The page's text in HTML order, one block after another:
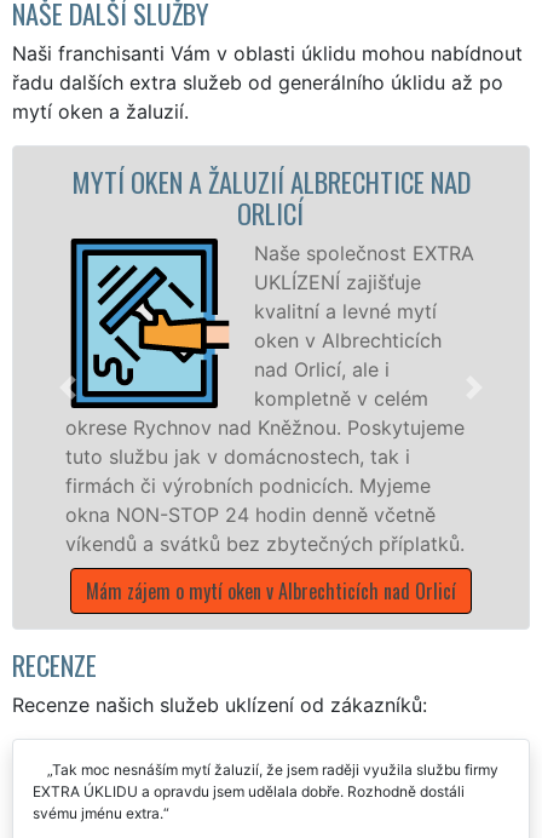
NAŠE DALŠÍ SLUŽBY
Naši franchisanti Vám v oblasti úklidu mohou nabídnout
řadu dalších extra služeb od generálního úklidu až po
mytí oken a žaluzií.
ALBRECHTICE NAD
Naše společnost EXTRA
UKLÍZENÍ zajišťuje
kvalitní a levné mytí
oken v Albrechticích
nad Orlicí, ale i
kompletně v celém
Kněžnou. Poskytujeme
domácnostech, tak i
podnicích. Myjeme
24 hodin denně včetně
bez zbytečných příplatků.
oken v Albrechticích nad Orlicí
MYTÍ
dřevěná okna a
kompletní a
okrese Rychnov
prostřednictvím
EXTRA
během státních
Mám zájem o
RECENZE
Recenze našich služeb uklízení od zákazníků:
Tak moc nesnáším mytí žaluzií, že jsem raději využila službu firmy